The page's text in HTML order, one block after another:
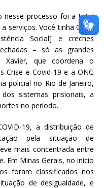
nesse processo foi a total
serviços. Você tinha CRAS
Social] e creches
– só as grandes
Xavier, que coordena o
Crise e Covid-19 e a ONG
policial no Rio de Janeiro,
sistemas prisionais, a
no período.
19, a distribuição de
pela situação de
mais concentrada entre
Em Minas Gerais, no início
foram classificados nos
de desigualdade, e